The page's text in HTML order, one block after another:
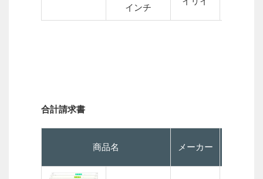
インチ
合計請求書
商品名 メーカー